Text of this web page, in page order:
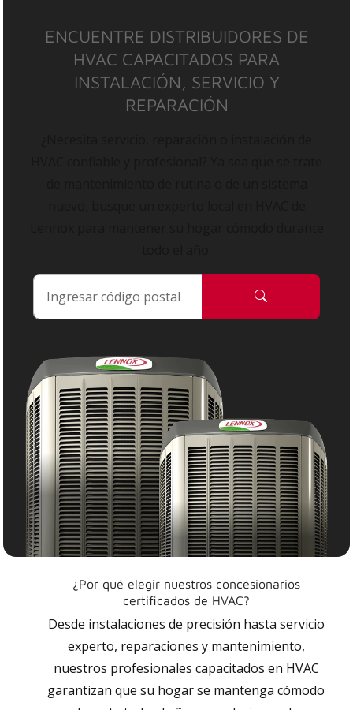
ENCUENTRE DISTRIBUIDORES DE
HVAC CAPACITADOS PARA
INSTALACIÓN, SERVICIO Y
REPARACIÓN
¿Por qué elegir nuestros concesionarios
certificados de HVAC?
Desde instalaciones de precisión hasta servicio
experto, reparaciones y mantenimiento,
nuestros profesionales capacitados en HVAC
garantizan que su hogar se mantenga cómodo